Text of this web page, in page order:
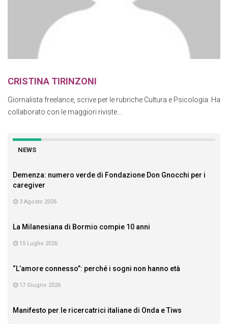
CRISTINA TIRINZONI
Giornalista freelance, scrive per le rubriche Cultura e Psicologia. Ha
collaborato con le maggiori riviste...
NEWS
Demenza: numero verde di Fondazione Don Gnocchi per i
caregiver
3 Agosto 2026
La Milanesiana di Bormio compie 10 anni
15 Luglio 2026
“L’amore connesso”: perché i sogni non hanno età
17 Giugno 2026
Manifesto per le ricercatrici italiane di Onda e Tiws